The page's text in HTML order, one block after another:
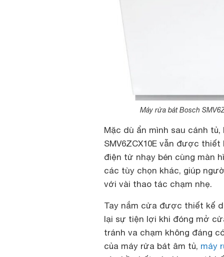
Máy rửa bát Bosch
Mặc dù ẩn mình sau cánh
SMV6ZCX10E vẫn được
điện tử nhạy bén cùng màn
các tùy chọn khác, giúp
với vài thao tác chạm nhẹ.
Tay nắm cửa được thiết kế
lại sự tiện lợi khi đóng mở
tránh va chạm không đáng
của máy rửa bát âm tủ, máy